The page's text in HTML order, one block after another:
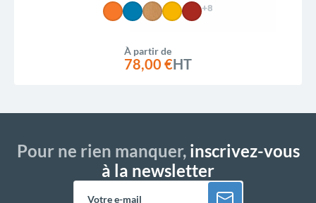
+8
À partir de
78,00 €HT
Pour ne rien manquer,inscrivez-vous
à la newsletter